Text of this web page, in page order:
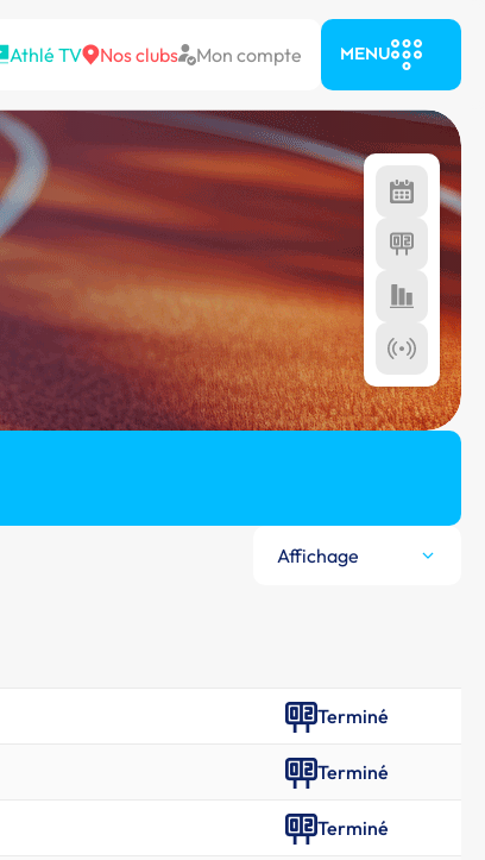
Athlé TV Nos clubs Mon compte MENU
Affichage
Terminé
Terminé
Terminé